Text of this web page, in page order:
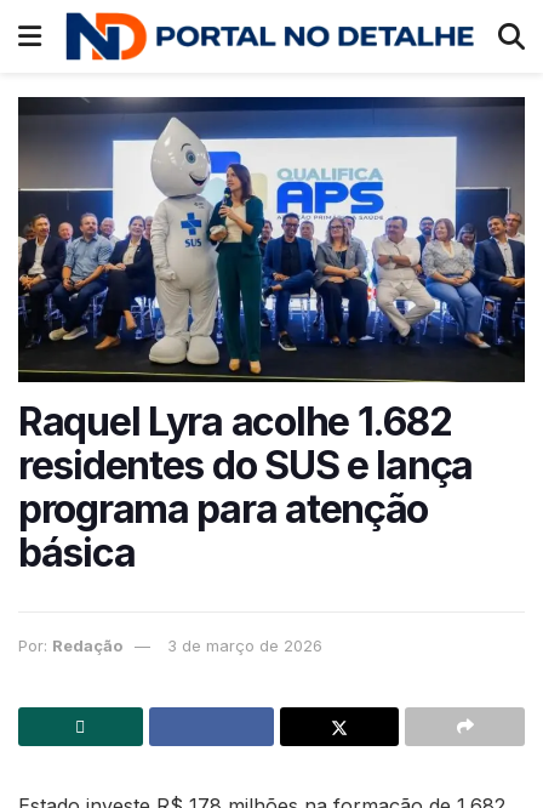
Raquel Lyra acolhe 1.682
residentes do SUS e lança
programa para atenção
básica
Por: Redação 3 de março de 2026